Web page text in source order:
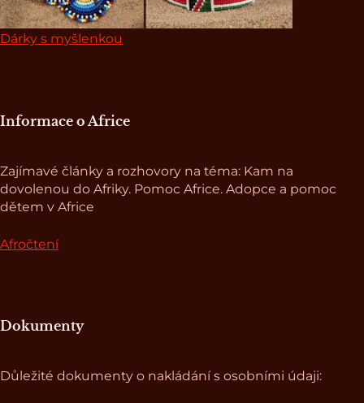
Dárky s myšlenkou
Informace o Africe
Zajímavé články a rozhovory na téma: Kam na
dovolenou do Afriky. Pomoc Africe. Adopce a pomoc
dětem v Africe
Afročtení
Dokumenty
Důležité dokumenty o nakládání s osobními údaji: